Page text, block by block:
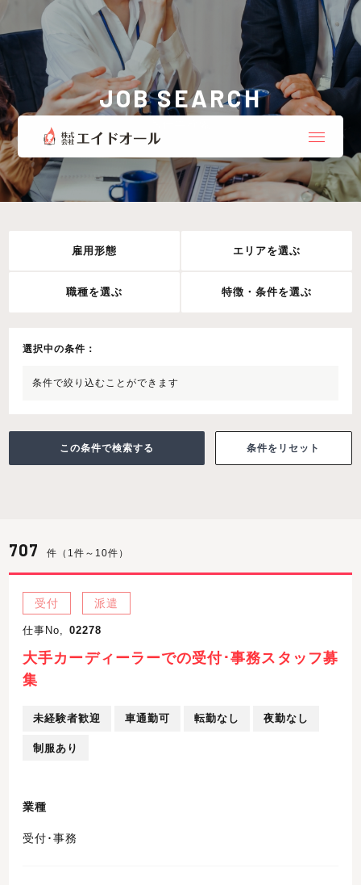
JOB SEARCH
雇用形態 エリアを選ぶ
職種を選ぶ 特徴・条件を選ぶ
選択中の条件：
条件で絞り込むことができます
条件をリセット
707 件（1件～10件）
受付 派遣
仕事No, 02278
大手カーディーラーでの受付･事務スタッフ募
集
未経験者歓迎 車通勤可 転勤なし 夜勤なし
制服あり
業種
受付･事務